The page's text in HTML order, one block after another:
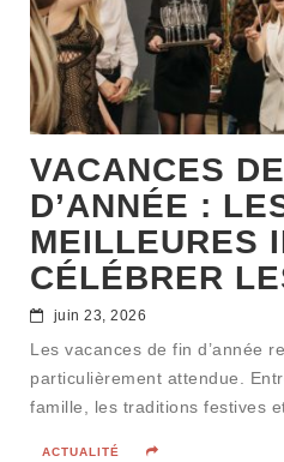
VACANCES
D’ANNÉE :
MEILLEURES
CÉLÉBRER
juin 23, 2026
Les vacances de fin d’année
particulièrement attendue.
famille, les traditions festives
ACTUALITÉ